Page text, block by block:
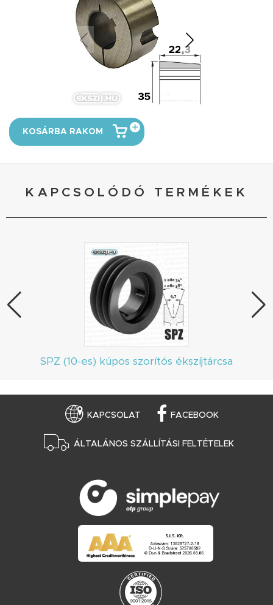
KOSÁRBA RAKOM
KAPCSOLÓDÓ TERMÉKEK
SPZ (10-es) kúpos szorítós ékszíjtárcsa
KAPCSOLAT FACEBOOK
ÁLTALÁNOS SZÁLLÍTÁSI FELTÉTELEK